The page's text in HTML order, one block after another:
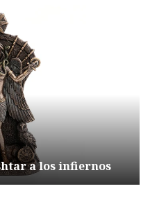
a los infiernos